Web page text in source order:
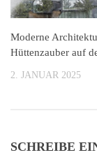
Moderne
Hüttenzauber auf
2. JANUAR 2025
SCHREIBE